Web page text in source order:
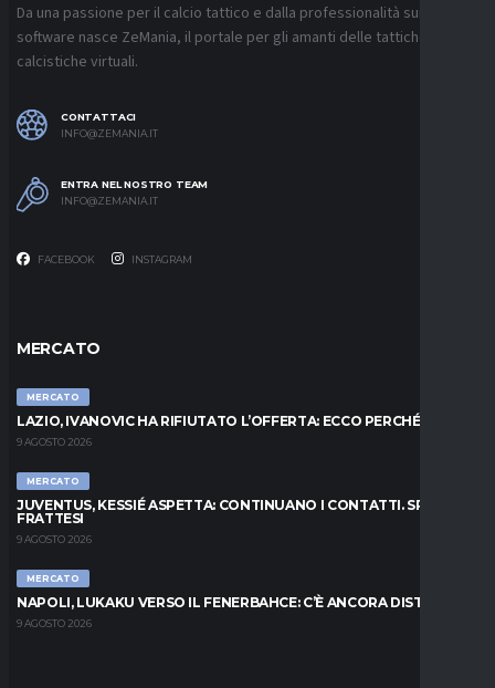
Da una passione per il calcio tattico e dalla professionalità sui
software nasce ZeMania, il portale per gli amanti delle tattiche
calcistiche virtuali.
CONTATTACI
INFO@ZEMANIA.IT
ENTRA NEL NOSTRO TEAM
INFO@ZEMANIA.IT
FACEBOOK INSTAGRAM
MERCATO
MERCATO
LAZIO, IVANOVIC HA RIFIUTATO L’OFFERTA: ECCO PERCHÉ
9 AGOSTO 2026
MERCATO
JUVENTUS, KESSIÉ ASPETTA: CONTINUANO I CONTATTI. SPUNTA
FRATTESI
9 AGOSTO 2026
MERCATO
NAPOLI, LUKAKU VERSO IL FENERBAHCE: C’È ANCORA DISTANZA
9 AGOSTO 2026